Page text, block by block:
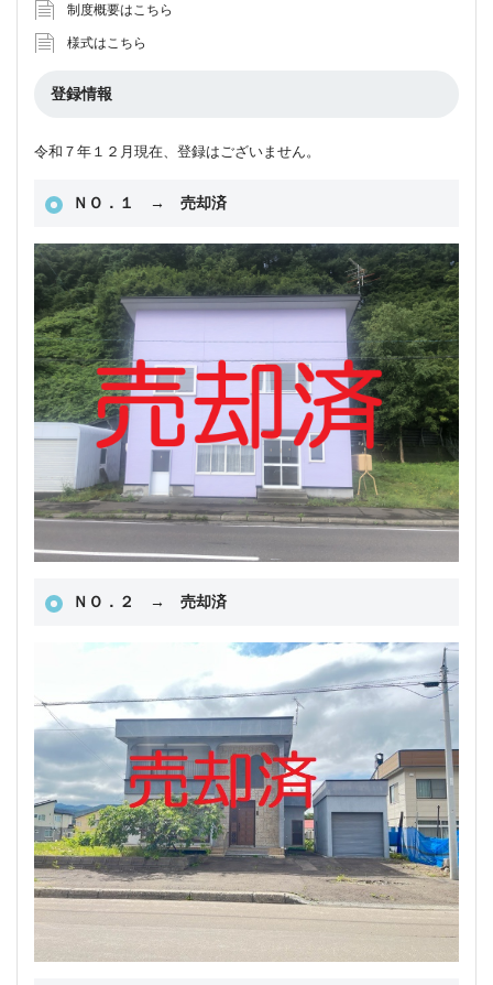
制度概要はこちら
様式はこちら
登録情報
令和７年１２月現在、登録はございません。
ＮＯ．１ → 売却済
ＮＯ．２ → 売却済